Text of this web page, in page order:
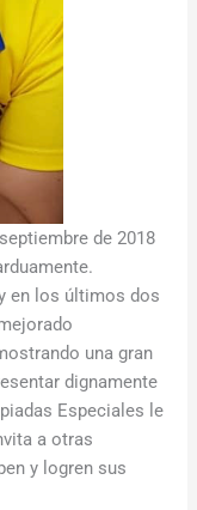
de 2018
en los últimos dos
una gran
dignamente
Especiales le
a otras
y logren sus